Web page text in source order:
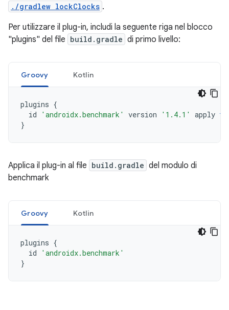
./gradlew lockClocks .
Per utilizzare il plug-in, includi la seguente riga nel blocco
"plugins" del file build.gradle di primo livello:
Groovy Kotlin
plugins {
id
'androidx.benchmark' version '1.4.1' apply
}
Applica il plug-in al file build.gradle del modulo di
benchmark
Groovy Kotlin
plugins {
id
'androidx.benchmark'
}